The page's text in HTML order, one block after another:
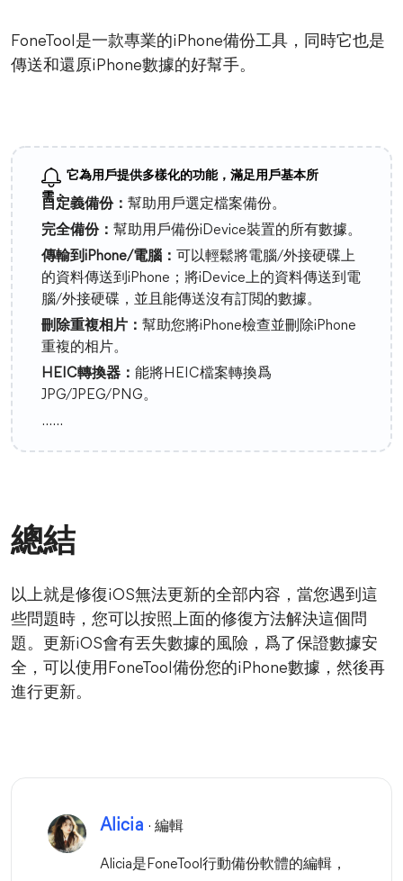
FoneTool是一款專業的iPhone備份工具，同時它也是
傳送和還原iPhone數據的好幫手。
它為用戶提供多樣化的功能，滿足用戶基本所
需：
自定義備份： 幫助用戶選定檔案備份。
完全備份： 幫助用戶備份iDevice裝置的所有數據。
傳輸到iPhone/電腦： 可以輕鬆將電腦/外接硬碟上
的資料傳送到iPhone；將iDevice上的資料傳送到電
腦/外接硬碟，並且能傳送沒有訂閲的數據。
刪除重複相片： 幫助您將iPhone檢查並刪除iPhone
重複的相片。
HEIC轉換器： 能將HEIC檔案轉換爲
JPG/JPEG/PNG。
......
總結
以上就是修復iOS無法更新的全部内容，當您遇到這
些問題時，您可以按照上面的修復方法解決這個問
題。更新iOS會有丟失數據的風險，爲了保證數據安
全，可以使用FoneTool備份您的iPhone數據，然後再
進行更新。
Alicia · 編輯
Alicia是FoneTool行動備份軟體的編輯，